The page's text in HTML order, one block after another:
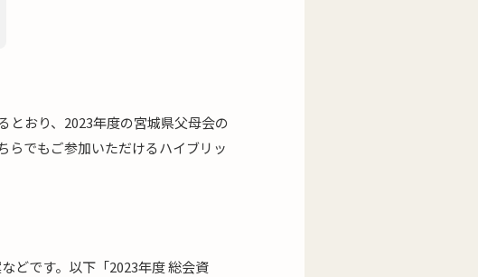
とおり、2023年度の宮城県父母会の
らでもご参加いただけるハイブリッ
どです。以下「2023年度 総会資